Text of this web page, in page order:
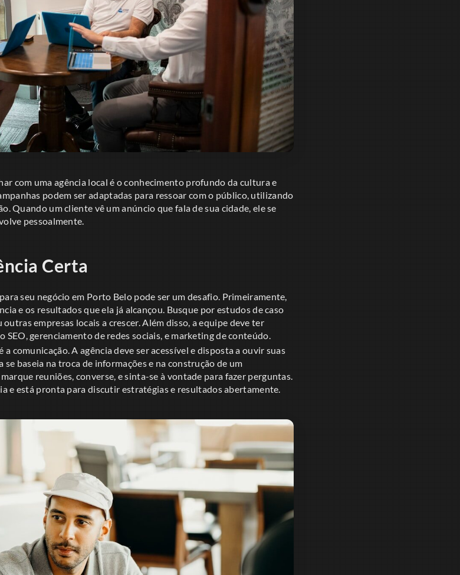
com uma agência local é o conhecimento profundo da cultura e
podem ser adaptadas para ressoar com o público, utilizando
Quando um cliente vê um anúncio que fala de sua cidade, ele se
pessoalmente.
Certa
seu negócio em Porto Belo pode ser um desafio. Primeiramente,
e os resultados que ela já alcançou. Busque por estudos de caso
empresas locais a crescer. Além disso, a equipe deve ter
gerenciamento de redes sociais, e marketing de conteúdo.
comunicação. A agência deve ser acessível e disposta a ouvir suas
se baseia na troca de informações e na construção de um
reuniões, converse, e sinta-se à vontade para fazer perguntas.
e está pronta para discutir estratégias e resultados abertamente.